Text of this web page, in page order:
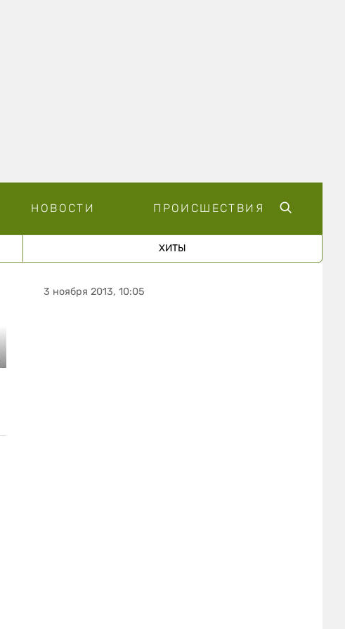
НОВОСТИ ПРОИСШЕСТВИЯ
ХИТЫ
3 ноября 2013, 10:05